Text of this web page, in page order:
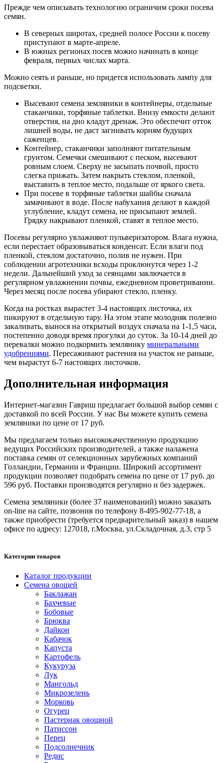
Прежде чем описывать технологию ограничим сроки посева
семян.
В северных широтах, средней полосе России к посеву
приступают в марте-апреле.
В южных регионах посев можно начинать в конце
февраля, первых числах марта.
Можно сеять и раньше, но придется использовать лампу для
подсветки.
Высевают семена земляники в контейнеры, отдельные
стаканчики, торфяные таблетки. Внизу емкости делают
отверстия, на дно кладут дренаж. Это обеспечит отток
лишней воды, не даст загнивать корням будущих
саженцев.
Контейнер, стаканчики заполняют питательным
грунтом. Семечки смешивают с песком, высевают
ровным слоем. Сверху не засыпать почвой, просто
слегка прижать. Затем накрыть стеклом, пленкой,
выставить в теплое место, подальше от яркого света.
При посеве в торфяные таблетки шайбы сначала
замачивают в воде. После набухания делают в каждой
углубление, кладут семена, не присыпают землей.
Грядку накрывают пленкой, ставят в теплое место.
Посевы регулярно увлажняют пульверизатором. Влага нужна,
если перестает образовываться конденсат. Если влаги под
пленкой, стеклом достаточно, полив не нужен. При
соблюдении агротехники всходы проклюнутся через 1-2
недели. Дальнейший уход за сеянцами заключается в
регулярном увлажнении почвы, ежедневном проветривании.
Через месяц после посева убирают стекло, пленку.
Когда на ростках вырастет 3-4 настоящих листочка, их
пикируют в отдельную тару. На этом этапе молодняк полезно
закаливать, вынося на открытый воздух сначала на 1-1,5 часа,
постепенно доводя время прогулки до суток. За 10-14 дней до
перевалки можно подкормить землянику минеральными
удобрениями. Пересаживают растения на участок не раньше,
чем вырастут 6-7 настоящих листочков.
Дополнительная информация
Интернет-магазин Гавриш предлагает большой выбор семян с
доставкой по всей России. У нас Вы можете купить семена
земляники по цене от 17 руб.
Мы предлагаем только высококачественную продукцию
ведущих Российских производителей, а также налажена
поставка семян от селекционных зарубежных компаний
Голландии, Германии и Франции. Широкий ассортимент
продукции позволяет подобрать семена по цене от 17 руб. до
596 руб. Поставки производятся регулярно и без задержек.
Семена земляники (более 37 наименований) можно заказать
on-line на сайте, позвонив по телефону 8-495-902-77-18, а
также приобрести (требуется предварительный заказ) в нашем
офисе по адресу: 127018, г.Москва, ул.Складочная, д.3, стр 5
Категории товаров
Каталог продукции
Семена овощей
Баклажан
Бахчевые
Бобовые
Брюква
Дайкон
Кабачок
Капуста
Картофель
Кукуруза
Лук
Мангольд
Микрозелень
Морковь
Огурец
Пастернак овощной
Патиссон
Перец
Подсолнечник
Редис